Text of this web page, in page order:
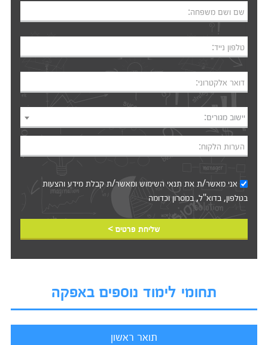
שם ושם משפחה:
טלפון נייד:
דואר אלקטרוני:
יישוב מגורים:
הערות הלקוח:
אני מאשר/ת את תנאי השימושומאשר/ת קבלת מידע והצעות
בטלפון, בדוא"ל, במסרון וכדומה‎‎
שליחת פרטים >
תחומי לימוד נוספים באפקה
תואר ראשון